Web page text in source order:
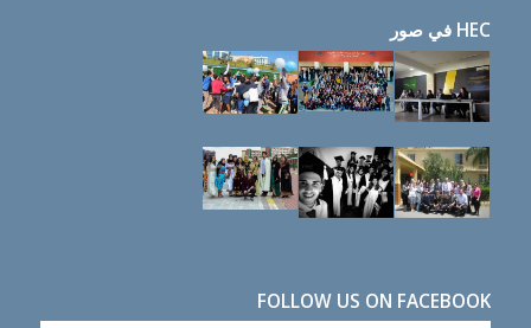
HEC في صور
FOLLOW US ON FACEBOOK